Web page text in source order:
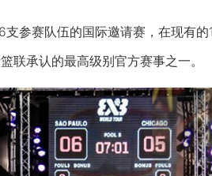
参赛队伍的国际邀请赛，在现有的
联承认的最高级别官方赛事之一。